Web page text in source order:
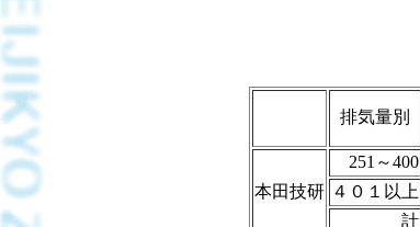
排気量別
本田技研
251～400
４０１以上
計